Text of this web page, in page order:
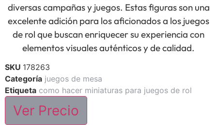
diversas campañas y juegos. Estas figuras son una
excelente adición para los aficionados a los juegos
de rol que buscan enriquecer su experiencia con
elementos visuales auténticos y de calidad.
SKU 178263
Categoría juegos de mesa
Etiqueta como hacer miniaturas para juegos de rol
Ver Precio